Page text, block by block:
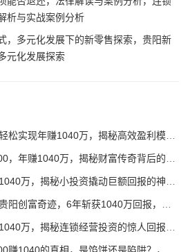
析与实战案例分析
，多元化发展下的新零售探索，贵阳新
元化发展探索
秘高效盈利模式，69800元投资，年赚1040万，揭秘连锁经营高效盈利秘诀
奇背后的秘诀！，四川连锁经营创富奇迹，69800投资年赚1040万，揭秘致富秘诀！
回报的神奇案例，69800元投资翻百倍，揭秘小本创业实现1040万回报的奇迹之路
1040万回报，贵阳创富奇迹，6年投资69800，斩获1040万丰厚回报
的惊人回报！，湖北投资69800，年赚1040万，连锁经营投资的惊人回报揭秘